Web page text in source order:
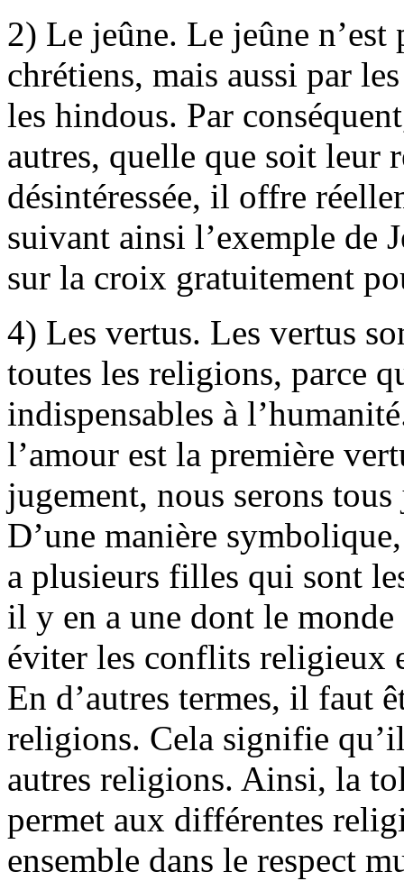
2) Le jeûne. Le jeûne n’est
chrétiens, mais aussi par
les hindous. Par
autres, quelle que soit leur
désintéressée, il offre
suivant ainsi l’exemple de
sur la croix gratuitement
4) Les vertus. Les vertus
toutes les religions, parce
indispensables à
l’amour est la première
jugement, nous serons
D’une manière
a plusieurs filles qui sont
il y en a une dont le
éviter les conflits religieux
En d’autres termes, il faut
religions. Cela signifie
autres religions. Ainsi, la
permet aux différentes
ensemble dans le respect